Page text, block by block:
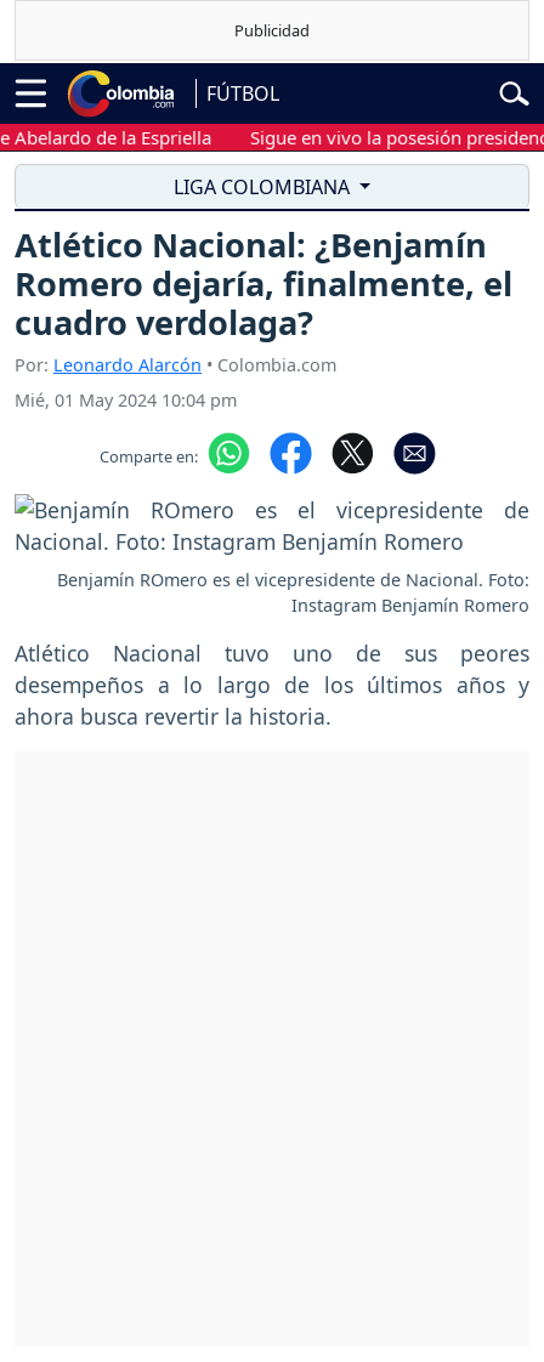
FÚTBOL
de la Espriella Sigue en vivo la posesión presidencial
LIGA COLOMBIANA
Atlético Nacional: ¿Benjamín
Romero dejaría, finalmente, el
cuadro verdolaga?
Por: Leonardo Alarcón • Colombia.com
Mié, 01 May 2024 10:04 pm
Comparte en:
Benjamín ROmero es el vicepresidente de Nacional. Foto:
Instagram Benjamín Romero
Atlético Nacional tuvo uno de sus peores
desempeños a lo largo de los últimos años y
ahora busca revertir la historia.